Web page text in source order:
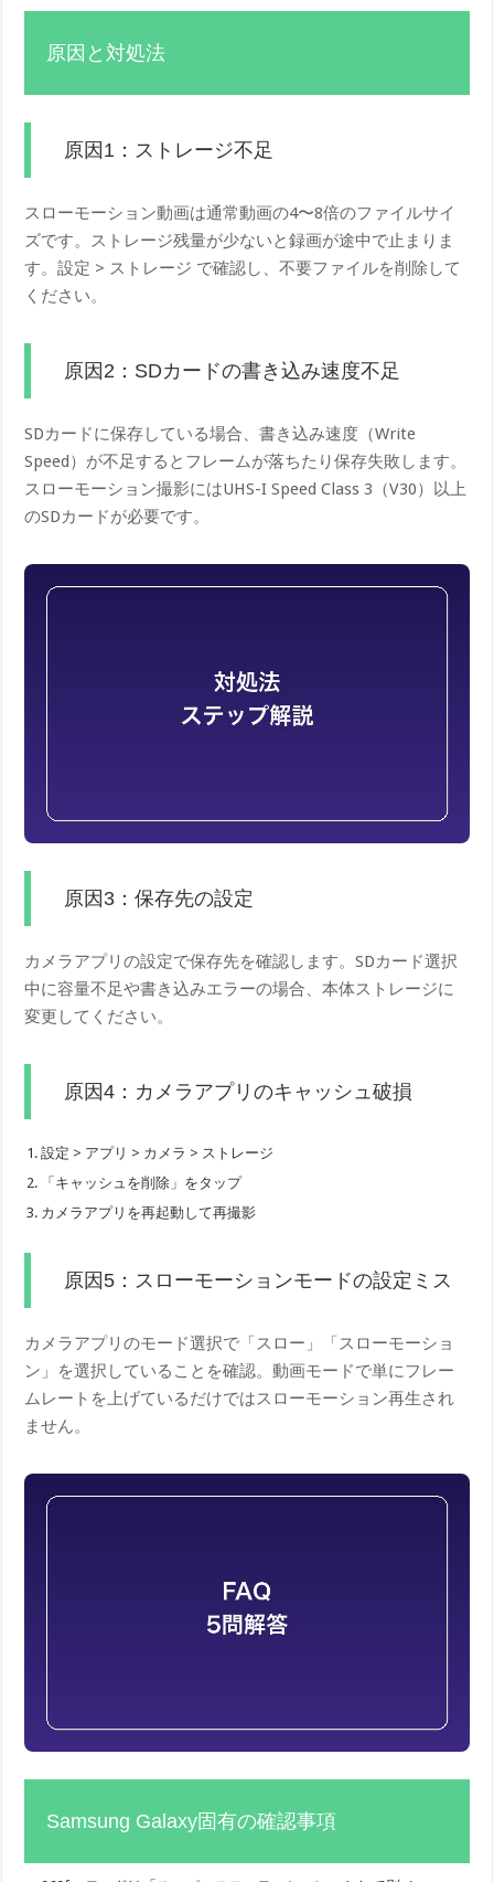
原因と対処法
原因1：ストレージ不足
スローモーション動画は通常動画の4〜8倍のファイルサイ
ズです。ストレージ残量が少ないと録画が途中で止まりま
す。設定 > ストレージ で確認し、不要ファイルを削除して
ください。
原因2：SDカードの書き込み速度不足
SDカードに保存している場合、書き込み速度（Write
Speed）が不足するとフレームが落ちたり保存失敗します。
スローモーション撮影にはUHS-I Speed Class 3（V30）以上
のSDカードが必要です。
原因3：保存先の設定
カメラアプリの設定で保存先を確認します。SDカード選択
中に容量不足や書き込みエラーの場合、本体ストレージに
変更してください。
原因4：カメラアプリのキャッシュ破損
設定 > アプリ > カメラ > ストレージ
「キャッシュを削除」をタップ
カメラアプリを再起動して再撮影
原因5：スローモーションモードの設定ミス
カメラアプリのモード選択で「スロー」「スローモーショ
ン」を選択していることを確認。動画モードで単にフレー
ムレートを上げているだけではスローモーション再生され
ません。
Samsung Galaxy固有の確認事項